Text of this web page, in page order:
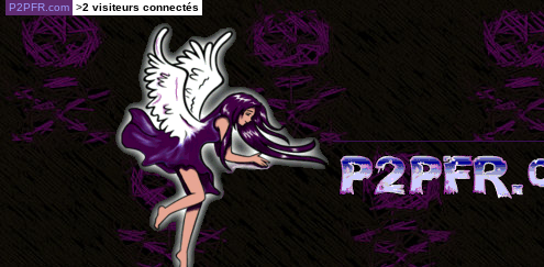
P2PFR.com >2 visiteurs connectés